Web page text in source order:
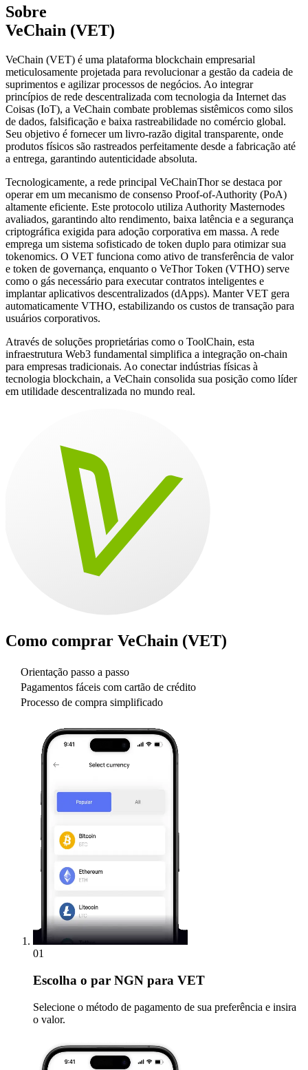
Sobre
VeChain (VET)
VeChain (VET) é uma plataforma blockchain empresarial
meticulosamente projetada para revolucionar a gestão da cadeia de
suprimentos e agilizar processos de negócios. Ao integrar
princípios de rede descentralizada com tecnologia da Internet das
Coisas (IoT), a VeChain combate problemas sistêmicos como silos
de dados, falsificação e baixa rastreabilidade no comércio global.
Seu objetivo é fornecer um livro-razão digital transparente, onde
produtos físicos são rastreados perfeitamente desde a fabricação até
a entrega, garantindo autenticidade absoluta.
Tecnologicamente, a rede principal VeChainThor se destaca por
operar em um mecanismo de consenso Proof-of-Authority (PoA)
altamente eficiente. Este protocolo utiliza Authority Masternodes
avaliados, garantindo alto rendimento, baixa latência e a segurança
criptográfica exigida para adoção corporativa em massa. A rede
emprega um sistema sofisticado de token duplo para otimizar sua
tokenomics. O VET funciona como ativo de transferência de valor
e token de governança, enquanto o VeThor Token (VTHO) serve
como o gás necessário para executar contratos inteligentes e
implantar aplicativos descentralizados (dApps). Manter VET gera
automaticamente VTHO, estabilizando os custos de transação para
usuários corporativos.
Através de soluções proprietárias como o ToolChain, esta
infraestrutura Web3 fundamental simplifica a integração on-chain
para empresas tradicionais. Ao conectar indústrias físicas à
tecnologia blockchain, a VeChain consolida sua posição como líder
em utilidade descentralizada no mundo real.
Como comprar VeChain (VET)
Orientação passo a passo
Pagamentos fáceis com cartão de crédito
Processo de compra simplificado
01
Escolha o par NGN para VET
Selecione o método de pagamento de sua preferência e insira
o valor.